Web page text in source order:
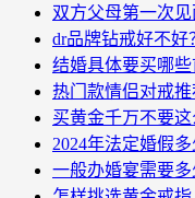
双方父母第一次见
dr品牌钻戒好不好
结婚具体要买哪些
热门款情侣对戒
买黄金千万不要
2024年法定婚假
一般办婚宴需要